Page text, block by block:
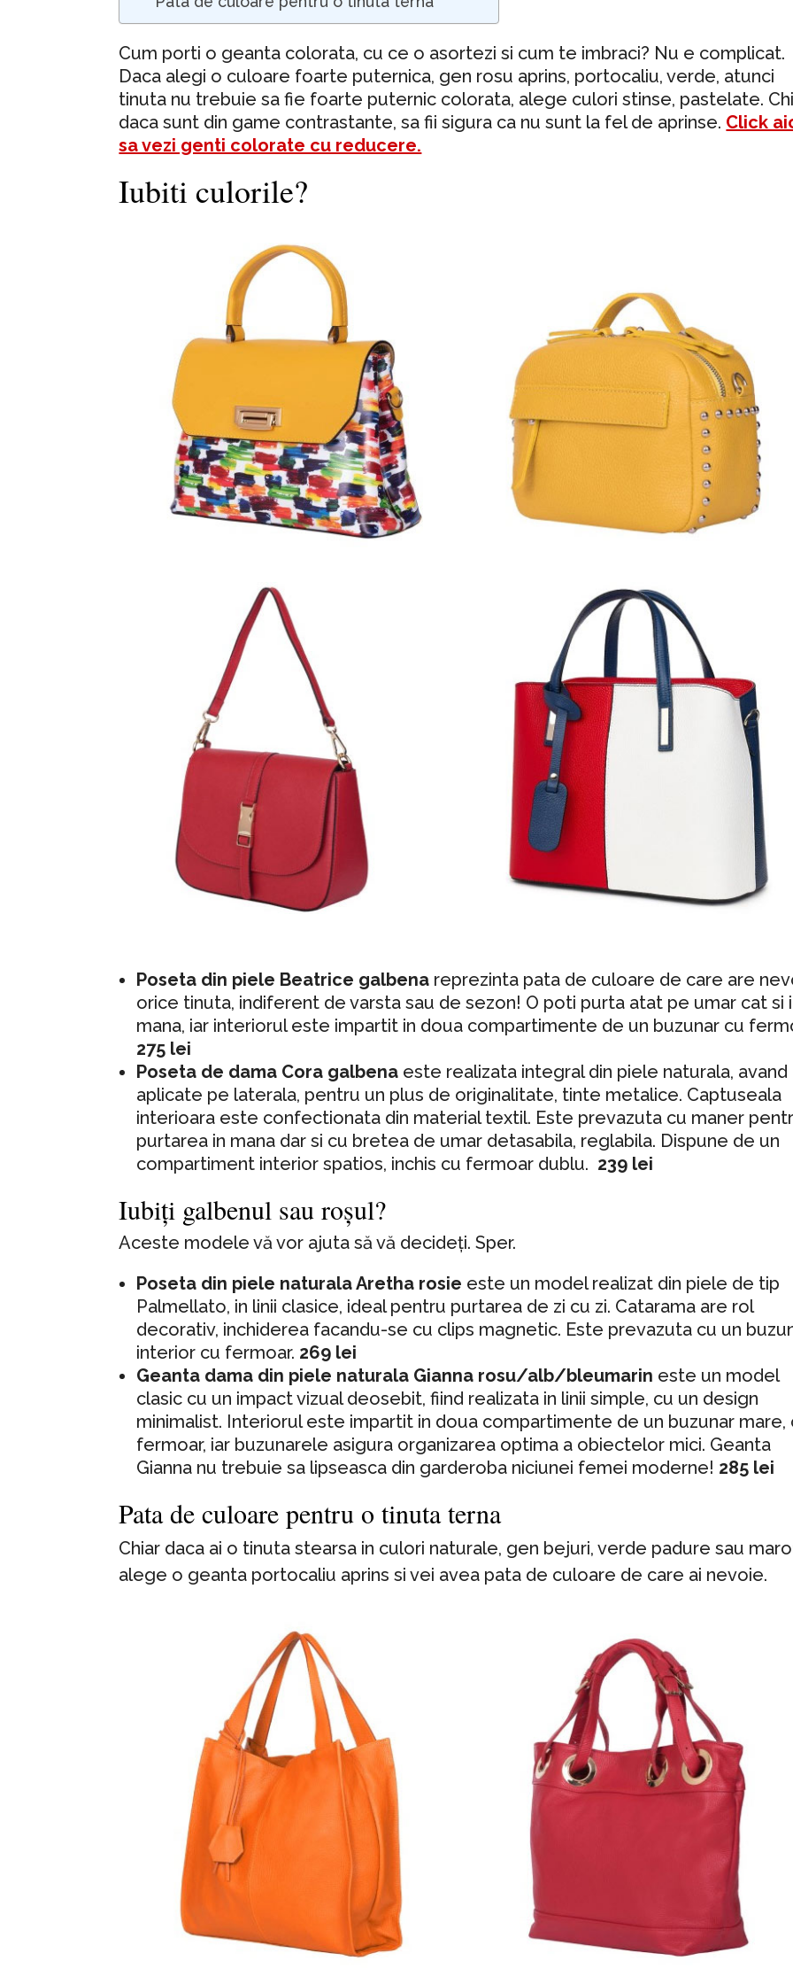
Cum porti o geanta colorata, cu ce o asortezi si cum te imbraci? Nu e complicat.
Daca alegi o culoare foarte puternica, gen rosu aprins, portocaliu, verde, atunci
tinuta nu trebuie sa fie foarte puternic colorata, alege culori stinse, pastelate.
daca sunt din game contrastante, sa fii sigura ca nu sunt la fel de aprinse. Click
sa vezi genti colorate cu reducere.
Iubiti culorile?
Poseta din piele Beatrice galbena reprezinta pata de culoare de care are
orice tinuta, indiferent de varsta sau de sezon! O poti purta atat pe umar cat si
mana, iar interiorul este impartit in doua compartimente de un buzunar cu
275 lei
Poseta de dama Cora galbena este realizata integral din piele naturala, avand
aplicate pe laterala, pentru un plus de originalitate, tinte metalice. Captuseala
interioara este confectionata din material textil. Este prevazuta cu maner
purtarea in mana dar si cu bretea de umar detasabila, reglabila. Dispune de un
compartiment interior spatios, inchis cu fermoar dublu. 239 lei
Iubiți galbenul sau roșul?
Aceste modele vă vor ajuta să vă decideți. Sper.
Poseta din piele naturala Aretha rosie este un model realizat din piele de tip
Palmellato, in linii clasice, ideal pentru purtarea de zi cu zi. Catarama are rol
decorativ, inchiderea facandu-se cu clips magnetic. Este prevazuta cu un
interior cu fermoar. 269 lei
Geanta dama din piele naturala Gianna rosu/alb/bleumarin este un model
clasic cu un impact vizual deosebit, fiind realizata in linii simple, cu un design
minimalist. Interiorul este impartit in doua compartimente de un buzunar mare,
fermoar, iar buzunarele asigura organizarea optima a obiectelor mici. Geanta
Gianna nu trebuie sa lipseasca din garderoba niciunei femei moderne! 285 lei
Pata de culoare pentru o tinuta terna
Chiar daca ai o tinuta stearsa in culori naturale, gen bejuri, verde padure sau
alege o geanta portocaliu aprins si vei avea pata de culoare de care ai nevoie.